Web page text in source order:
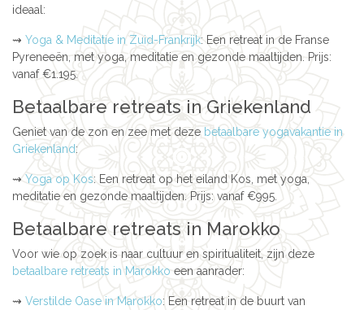
ideaal:
⇝ Yoga & Meditatie in Zuid-Frankrijk: Een retreat in de Franse
Pyreneeën, met yoga, meditatie en gezonde maaltijden. Prijs:
vanaf €1.195.
Betaalbare retreats in Griekenland
Geniet van de zon en zee met deze betaalbare yogavakantie in
Griekenland:
⇝ Yoga op Kos: Een retreat op het eiland Kos, met yoga,
meditatie en gezonde maaltijden. Prijs: vanaf €995.
Betaalbare retreats in Marokko
Voor wie op zoek is naar cultuur en spiritualiteit, zijn deze
betaalbare retreats in Marokko een aanrader:
⇝ Verstilde Oase in Marokko: Een retreat in de buurt van